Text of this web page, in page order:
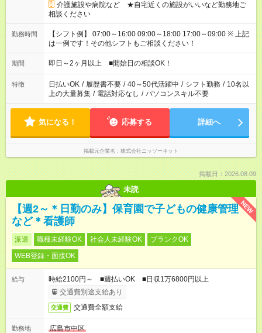
介護施設や病院など ★自宅近くの施設がいいなど勤務地ご
相談ください
勤務時間
【シフト例】 07:00～16:00 09:00～18:00 17:00～09:00 ※ 上記
は一例です！その他シフトもご相談ください！
期間 即日～2ヶ月以上 ■開始日の相談OK！
特徴 日払いOK / 履歴書不要 / 40～50代活躍中 / シフト勤務 / 10名以
上の大量募集 / 電話対応なし / パソコンスキル不要
気になる！ 応募する 詳細へ
掲載元企業名 株式会社ニッソーネット
掲載日：2026.08.09
未読
NEW
【週2～＊日勤のみ】保育園で子どもの健康管理
など＊看護師
派遣 職種未経験OK 社会人未経験OK
ブランクOK
WEB登録・面接OK
給与
時給2100円～ ■週払いOK ■日収1万6800円以上
交通費別途支給あり
交通費 交通費全額支給
勤務地
広島市中区